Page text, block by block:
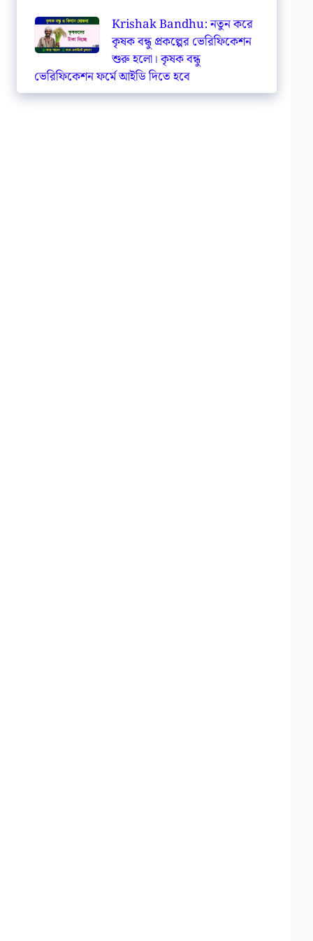
Krishak Bandhu: নতুন করে
কৃষক বন্ধু প্রকল্পের ভেরিফিকেশন
শুরু হলো। কৃষক বন্ধু
ভেরিফিকেশন ফর্মে আইডি দিতে হবে